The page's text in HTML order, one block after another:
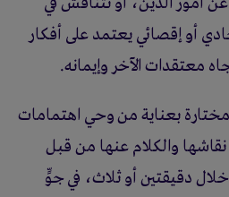
أو إقصائي يعتمد على أفكار
معتقدات الآخر وإيمانه.
بعناية من وحي اهتمامات
والكلام عنها من قبل
دقيقتين أو ثلاث، في جوٍّ